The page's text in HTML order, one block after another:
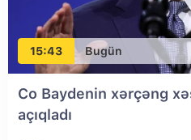
15:43 Bugün
Co Baydenin xərçəng
açıqladı